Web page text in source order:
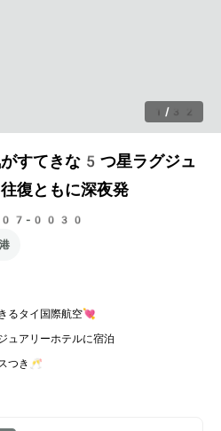
1 / 32
すてきな5つ星ラグジュ
復ともに深夜発
0030
るタイ国際航空💘
ュアリーホテルに宿泊
つき🥂